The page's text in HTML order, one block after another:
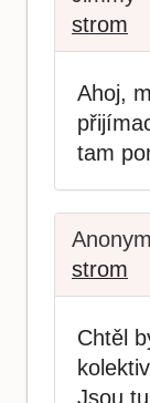
strom
Ahoj,
tam
strom
Chtěl
Jsou